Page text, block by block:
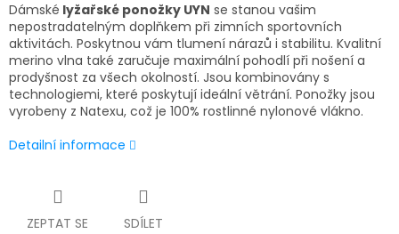
Dámské lyžařské ponožky UYN se stanou vašim
nepostradatelným doplňkem při zimních sportovních
aktivitách. Poskytnou vám tlumení nárazů i stabilitu. Kvalitní
merino vlna také zaručuje maximální pohodlí při nošení a
prodyšnost za všech okolností. Jsou kombinovány s
technologiemi, které poskytují ideální větrání. Ponožky jsou
vyrobeny z Natexu, což je 100% rostlinné nylonové vlákno.
Detailní informace
ZEPTAT SE SDÍLET